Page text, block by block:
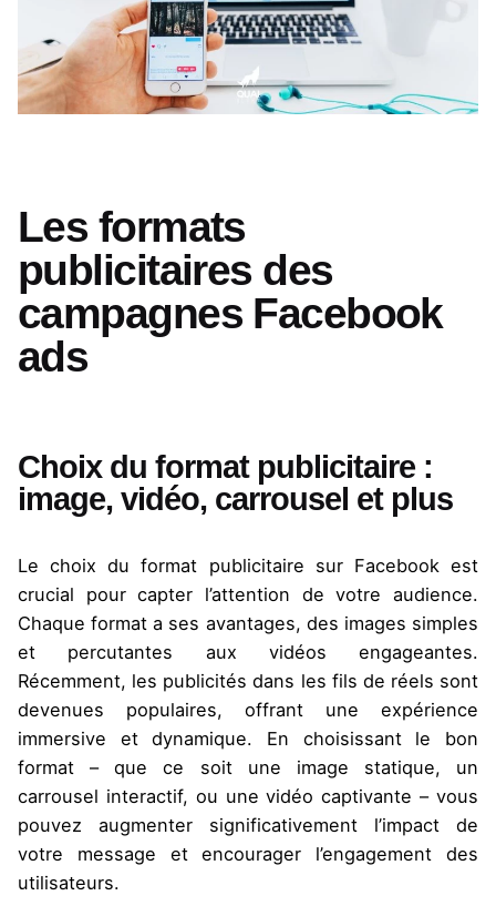
Les formats
publicitaires des
campagnes Facebook
ads
Choix du format publicitaire :
image, vidéo, carrousel et plus
Le choix du format publicitaire sur Facebook est
crucial pour capter l’attention de votre audience.
Chaque format a ses avantages, des images simples
et percutantes aux vidéos engageantes.
Récemment, les publicités dans les fils de réels sont
devenues populaires, offrant une expérience
immersive et dynamique. En choisissant le bon
format – que ce soit une image statique, un
carrousel interactif, ou une vidéo captivante – vous
pouvez augmenter significativement l’impact de
votre message et encourager l’engagement des
utilisateurs.